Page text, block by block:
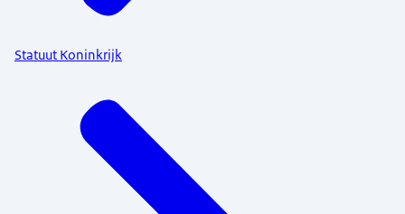
Statuut Koninkrijk